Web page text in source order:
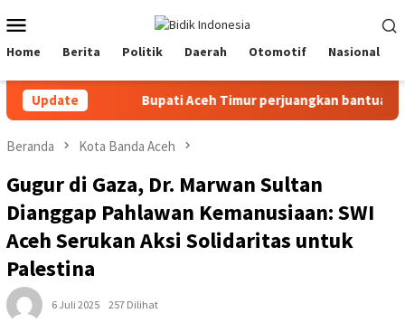
ke
kontenMobile
Home Berita Politik Daerah Otomotif Nasional
Update Bupati Aceh Timur perjuangkan bantuan korban
Beranda Kota Banda Aceh
Gugur di Gaza, Dr. Marwan Sultan
Dianggap Pahlawan Kemanusiaan: SWI
Aceh Serukan Aksi Solidaritas untuk
Palestina
6 Juli 2025 257 Dilihat